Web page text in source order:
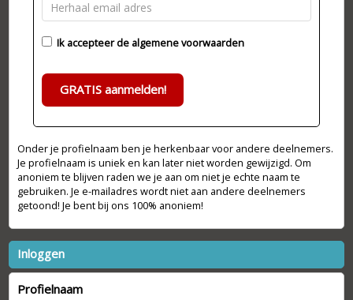
Ik accepteer de algemene voorwaarden
GRATIS aanmelden!
Onder je profielnaam ben je herkenbaar voor andere deelnemers.
Je profielnaam is uniek en kan later niet worden gewijzigd. Om
anoniem te blijven raden we je aan om niet je echte naam te
gebruiken. Je e-mailadres wordt niet aan andere deelnemers
getoond! Je bent bij ons 100% anoniem!
Inloggen
Profielnaam